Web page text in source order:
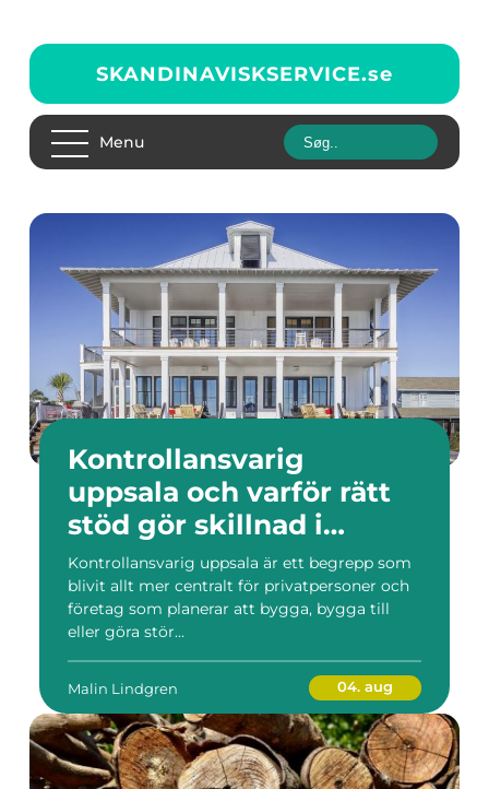
SKANDINAVISKSERVICE.se
Menu
Kontrollansvarig
uppsala och varför rätt
stöd gör skillnad i
byggprojekt
Kontrollansvarig uppsala är ett begrepp som
blivit allt mer centralt för privatpersoner och
företag som planerar att bygga, bygga till
eller göra stör...
Malin Lindgren 04. aug